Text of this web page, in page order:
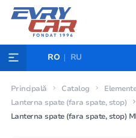
RO RU
Principală Catalog
Lanterna spate (fara spate, stop)
Lanterna spate (fara spate, stop)